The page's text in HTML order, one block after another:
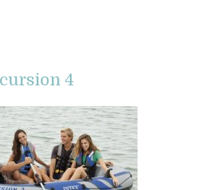
4